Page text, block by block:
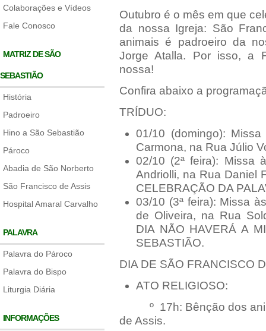
Colaborações e Vídeos
Fale Conosco
MATRIZ DE SÃO
SEBASTIÃO
História
Padroeiro
Hino a São Sebastião
Pároco
Abadia de São Norberto
São Francisco de Assis
Hospital Amaral Carvalho
PALAVRA
Palavra do Pároco
Palavra do Bispo
Liturgia Diária
INFORMAÇÕES
Outubro é o mês em que
da nossa Igreja: São
animais é padroeiro da
Jorge Atalla. Por isso, a
nossa!
Confira abaixo a
TRÍDUO:
01/10 (domingo):
Carmona, na Rua Júlio
02/10 (2ª feira): Missa
Andriolli, na Rua Daniel
CELEBRAÇÃO DA
03/10 (3ª feira): Missa
de Oliveira, na Rua
DIA NÃO HAVERÁ A
SEBASTIÃO.
DIA DE SÃO FRANCISCO
ATO RELIGIOSO:
º 17h: Bênção dos
de Assis.